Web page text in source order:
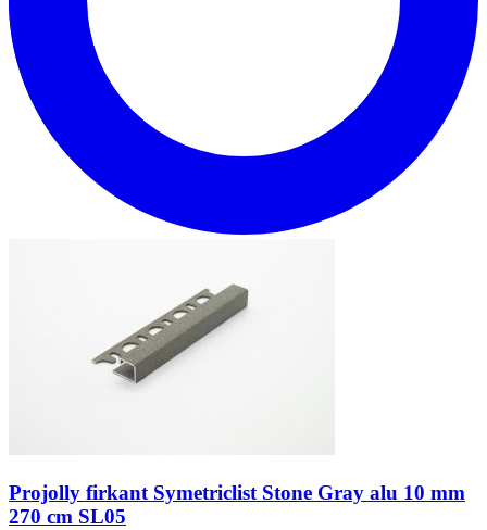
Projolly firkant Symetriclist Stone Gray alu 10 mm
270 cm SL05